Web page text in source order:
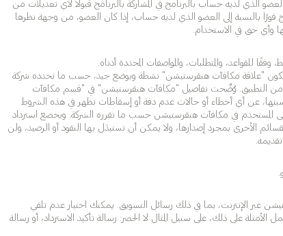
الذي لديه حساب بالبرنامج في المشاركة بالبرنامج قبولًا لأي تعديلات من
فورًا بالنسبة إلى العضو الذي لديه حساب، إذا كان العضو، من وجهة نظرها
وأي حق في الاستخدام.
والمتطلبات، والمواصفات المحددة أدناه.
شريطة أن تكون "علاقة مكافآت هنقرستيشن" نشطة وبوضع جيد، حسب ما تحدده شركة
التطبيق. وُضِّحت تفاصيل "مكافآت هنقرستيشن" في "قسم مكافآت
عن أي أخطاء أو حالات عدم دقة أو إسقاطات تظهر في هذه الشروط
المستخدم في مكافآت هنقرستيشن حسب ما تقرره الشركة. ويخضع استرداد
الأخرى بمجرد إصدارها، ولا يمكن أن تستبدَل بها النقود أو الرصيد، ولن
بالبرنامج، بما في ذلك رسائل التسويق الخاصة بالبرنامج. (2) رسائل البريد الإلكتروني من هنقرستيشن عبر الإنترنت، بما في ذلك رسائل التسويق. يمكنك اختيار عدم تلقي
على ذلك، على سبيل المثال لا الحصر: رسالة تأكيد الاسترداد، أو رسالة